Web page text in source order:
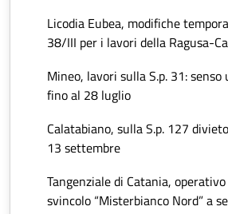
Licodia Eubea, modifiche
38/III per i lavori della Ragusa-
Mineo, lavori sulla S.p. 31:
fino al 28 luglio
Calatabiano, sulla S.p. 127
13 settembre
Tangenziale di Catania,
svincolo “Misterbianco Nord” a